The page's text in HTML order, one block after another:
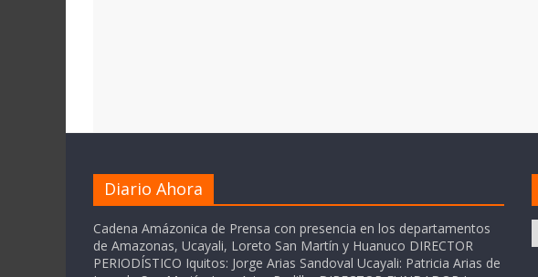
Diario Ahora
Cadena Amázonica de Prensa con presencia en los departamentos
de Amazonas, Ucayali, Loreto San Martín y Huanuco DIRECTOR
PERIODÍSTICO Iquitos: Jorge Arias Sandoval Ucayali: Patricia Arias de